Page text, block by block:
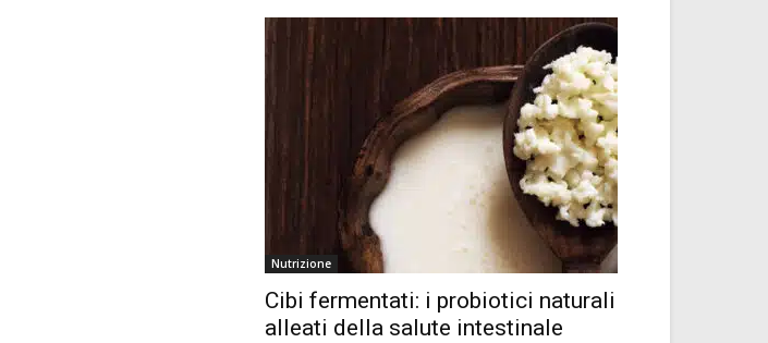
Nutrizione
Cibi fermentati: i probiotici naturali
alleati della salute intestinale